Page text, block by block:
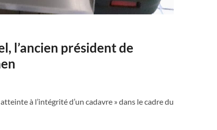
l’ancien président de
à l’intégrité d’un cadavre » dans le cadre du